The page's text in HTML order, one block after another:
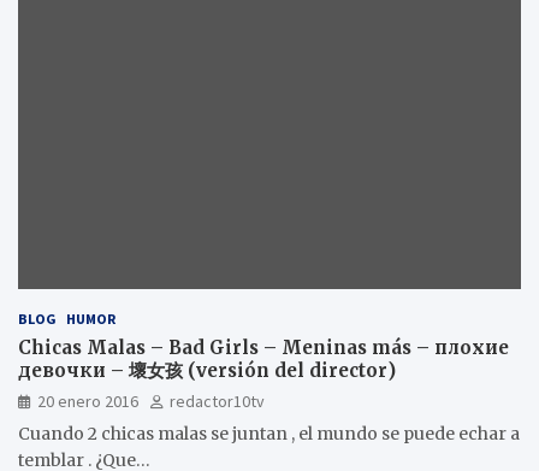
BLOG HUMOR
Chicas Malas – Bad Girls – Meninas más – плохие
девочки – 壞女孩 (versión del director)
20 enero 2016
redactor10tv
Cuando 2 chicas malas se juntan , el mundo se puede echar a
temblar . ¿Que…